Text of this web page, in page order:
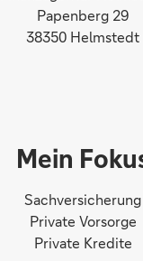
Papenberg 29
38350 Helmstedt
Mein
Sachversicherung
Private Vorsorge
Private Kredite